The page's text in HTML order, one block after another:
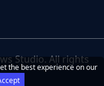
Studio. All rights
the best experience on our